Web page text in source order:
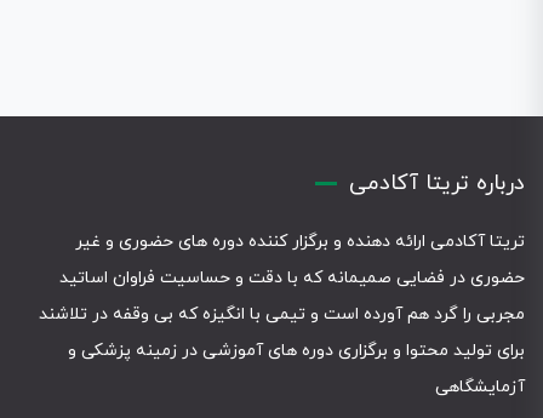
درباره تریتا آکادمی
تریتا آکادمی ارائه دهنده و برگزار کننده دوره های حضوری و غیر
حضوری در فضایی صمیمانه که با دقت و حساسیت فراوان اساتید
مجربی را گرد هم آورده است و تیمی با انگیزه که بی وقفه در تلاشند
برای تولید محتوا و برگزاری دوره های آموزشی در زمینه پزشکی و
آزمایشگاهی